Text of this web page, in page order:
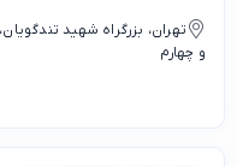
تهران، بزرگراه شهید
و چهارم